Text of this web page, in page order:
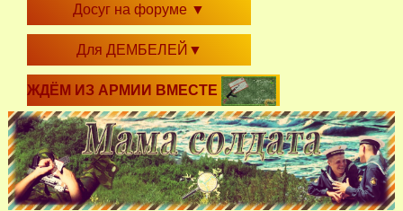
Досуг на форуме ▼
Для ДЕМБЕЛЕЙ ▼
ЖДЁМ ИЗ АРМИИ ВМЕСТЕ